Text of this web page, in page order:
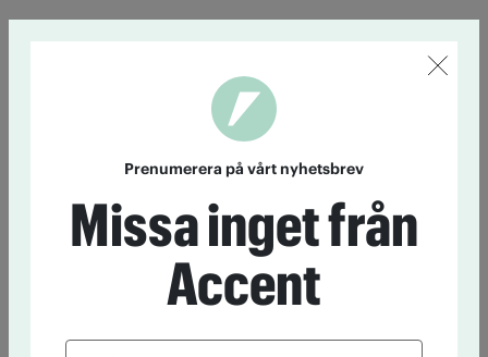
Prenumerera på vårt nyhetsbrev
Missa inget från
Accent